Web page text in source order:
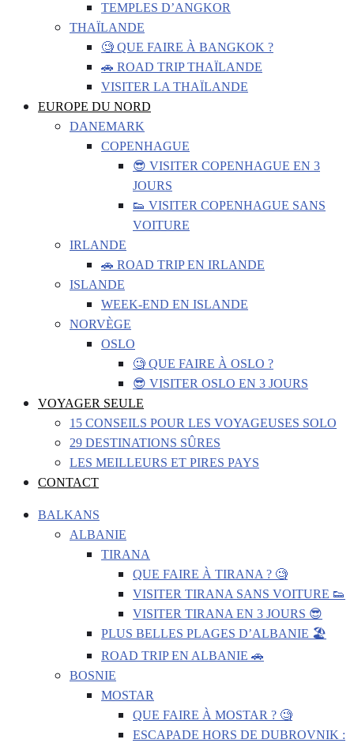
TEMPLES D’ANGKOR
THAÏLANDE
🧐 QUE FAIRE À BANGKOK ?
🚗 ROAD TRIP THAÏLANDE
VISITER LA THAÏLANDE
EUROPE DU NORD
DANEMARK
COPENHAGUE
😎 VISITER COPENHAGUE EN 3
JOURS
👟 VISITER COPENHAGUE SANS
VOITURE
IRLANDE
🚗 ROAD TRIP EN IRLANDE
ISLANDE
WEEK-END EN ISLANDE
NORVÈGE
OSLO
🧐 QUE FAIRE À OSLO ?
😎 VISITER OSLO EN 3 JOURS
VOYAGER SEULE
15 CONSEILS POUR LES VOYAGEUSES SOLO
29 DESTINATIONS SÛRES
LES MEILLEURS ET PIRES PAYS
CONTACT
BALKANS
ALBANIE
TIRANA
QUE FAIRE À TIRANA ? 🧐
VISITER TIRANA SANS VOITURE 👟
VISITER TIRANA EN 3 JOURS 😎
PLUS BELLES PLAGES D’ALBANIE 🏖️
ROAD TRIP EN ALBANIE 🚗
BOSNIE
MOSTAR
QUE FAIRE À MOSTAR ? 🧐
ESCAPADE HORS DE DUBROVNIK :